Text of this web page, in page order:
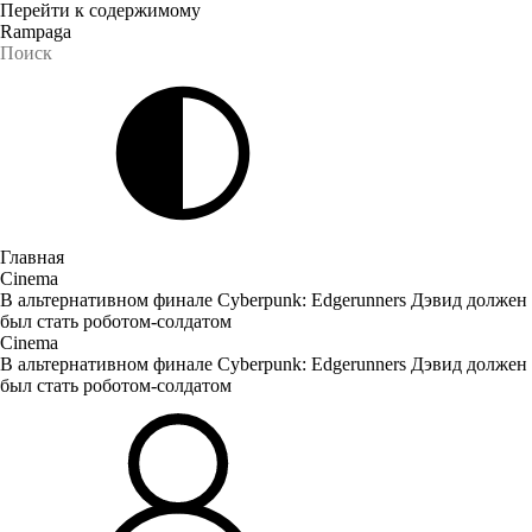
Перейти к содержимому
Rampaga
Главная
Cinema
В альтернативном финале Cyberpunk: Edgerunners Дэвид должен
был стать роботом-солдатом
Cinema
В альтернативном финале Cyberpunk: Edgerunners Дэвид должен
был стать роботом-солдатом